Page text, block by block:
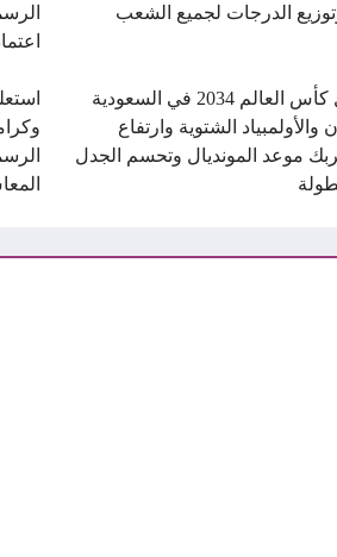
وتوزيع الدرجات لجميع الشعب
فيفا يدرس تأجيل كأس العالم 2034 في السعودية
والأولمبياد الشتوية وارتفاع
موعد المونديال وتحسم الجدل